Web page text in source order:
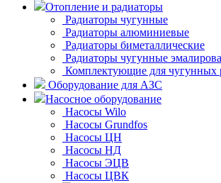
Отопление и радиаторы
Радиаторы чугунные
Радиаторы алюминиевые
Радиаторы биметаллические
Радиаторы чугунные
Комплектующие для чугунных
Оборудование для АЗС
Насосное оборудование
Насосы Wilo
Насосы Grundfos
Насосы ЦН
Насосы НД
Насосы ЭЦВ
Насосы ЦВК